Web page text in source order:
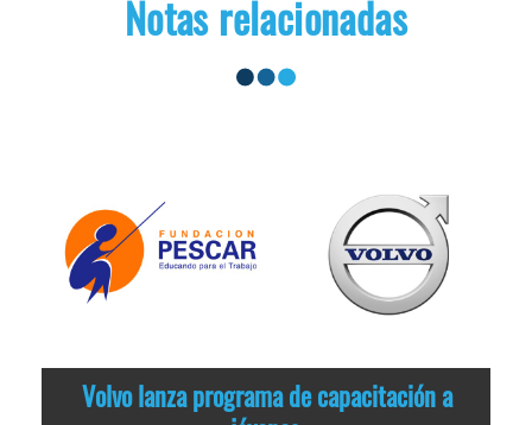
Notas relacionadas
Volvo lanza programa de capacitación a